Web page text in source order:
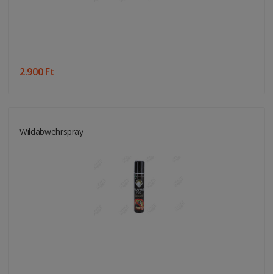
2.900 Ft
Wildabwehrspray